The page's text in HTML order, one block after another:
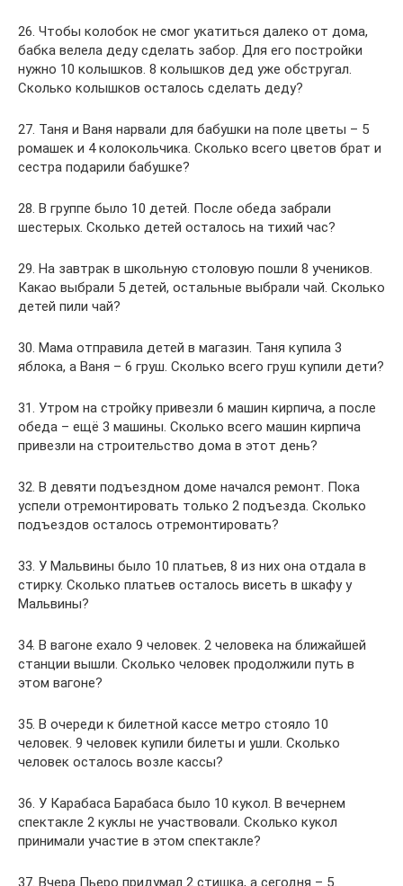
26. Чтобы колобок не смог укатиться далеко от дома,
бабка велела деду сделать забор. Для его постройки
нужно 10 колышков. 8 колышков дед уже обстругал.
Сколько колышков осталось сделать деду?
27. Таня и Ваня нарвали для бабушки на поле цветы – 5
ромашек и 4 колокольчика. Сколько всего цветов брат и
сестра подарили бабушке?
28. В группе было 10 детей. После обеда забрали
шестерых. Сколько детей осталось на тихий час?
29. На завтрак в школьную столовую пошли 8 учеников.
Какао выбрали 5 детей, остальные выбрали чай. Сколько
детей пили чай?
30. Мама отправила детей в магазин. Таня купила 3
яблока, а Ваня – 6 груш. Сколько всего груш купили дети?
31. Утром на стройку привезли 6 машин кирпича, а после
обеда – ещё 3 машины. Сколько всего машин кирпича
привезли на строительство дома в этот день?
32. В девяти подъездном доме начался ремонт. Пока
успели отремонтировать только 2 подъезда. Сколько
подъездов осталось отремонтировать?
33. У Мальвины было 10 платьев, 8 из них она отдала в
стирку. Сколько платьев осталось висеть в шкафу у
Мальвины?
34. В вагоне ехало 9 человек. 2 человека на ближайшей
станции вышли. Сколько человек продолжили путь в
этом вагоне?
35. В очереди к билетной кассе метро стояло 10
человек. 9 человек купили билеты и ушли. Сколько
человек осталось возле кассы?
36. У Карабаса Барабаса было 10 кукол. В вечернем
спектакле 2 куклы не участвовали. Сколько кукол
принимали участие в этом спектакле?
37. Вчера Пьеро придумал 2 стишка, а сегодня – 5.